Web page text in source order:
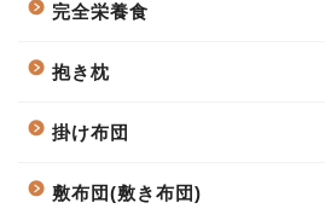
完全栄養食
抱き枕
掛け布団
敷布団(敷き布団)